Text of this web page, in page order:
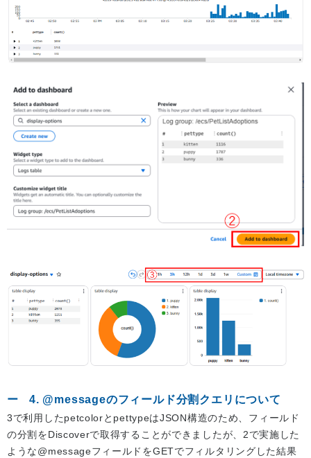
4. @messageのフィールド分割クエリについて
3で利用したpetcolorとpettypeはJSON構造のため、フィールド
の分割をDiscoverで取得することができましたが、2で実施した
ような@messageフィールドをGETでフィルタリングした結果